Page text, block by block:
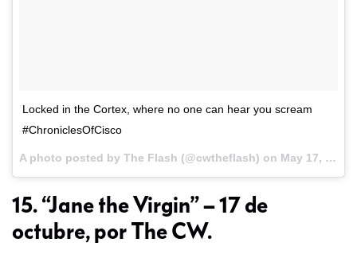
Locked in the Cortex, where no one can hear you scream
#ChroniclesOfCisco
A photo posted by The Flash (@cwtheflash) on May 17, 2016 at 10:36am PDT
15. “Jane the Virgin” – 17 de
octubre, por The CW.